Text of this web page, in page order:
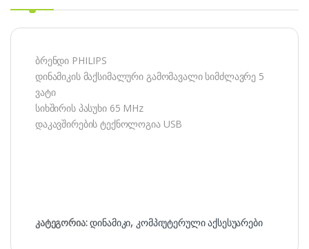
ბრენდი PHILIPS
დინამიკის მაქსიმალური გამომავალი სიმძლავრე 5
ვატი
სიხშირის პასუხი 65 MHz
დაკავშირების ტექნოლოგია USB
კატეგორია:დინამიკი,კომპიუტერული აქსესუარები